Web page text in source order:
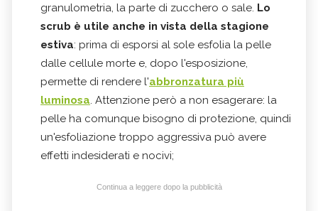
granulometria, la parte di zucchero o sale. Lo
scrub è utile anche in vista della stagione
estiva: prima di esporsi al sole esfolia la pelle
dalle cellule morte e, dopo l'esposizione,
permette di rendere l'abbronzatura più
luminosa. Attenzione però a non esagerare: la
pelle ha comunque bisogno di protezione, quindi
un'esfoliazione troppo aggressiva può avere
effetti indesiderati e nocivi;
Continua a leggere dopo la pubblicità